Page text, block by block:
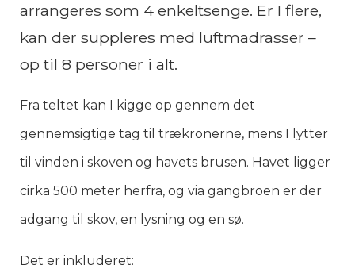
arrangeres som 4 enkeltsenge. Er I flere,
kan der suppleres med luftmadrasser –
op til 8 personer i alt.
Fra teltet kan I kigge op gennem det
gennemsigtige tag til trækronerne, mens I lytter
til vinden i skoven og havets brusen. Havet ligger
cirka 500 meter herfra, og via gangbroen er der
adgang til skov, en lysning og en sø.
Det er inkluderet: